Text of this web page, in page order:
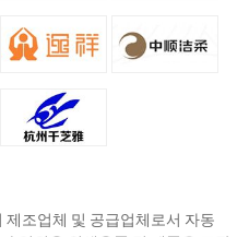
제조업체 및 공급업체로서 자동